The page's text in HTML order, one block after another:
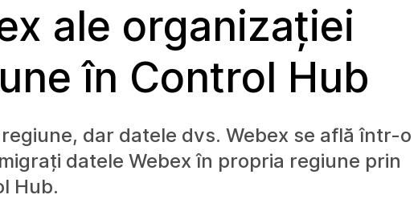
ale organizației
în Control Hub
dar datele dvs. Webex se află într-o
datele Webex în propria regiune prin
Hub.